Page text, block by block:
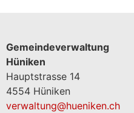
Gemeindeverwaltung
Hüniken
Hauptstrasse 14
4554 Hüniken
verwaltung@hueniken.ch